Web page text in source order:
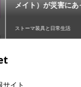
とが出来る？
具と日常生活
サイト